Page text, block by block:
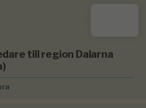
till region Dalarna